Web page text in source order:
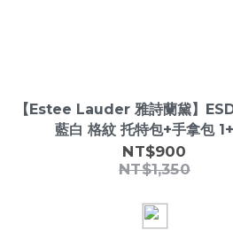
【Estee Lauder 雅詩蘭黛】
藍白 格紋 托特包+手拿包
NT$900
NT$1,350